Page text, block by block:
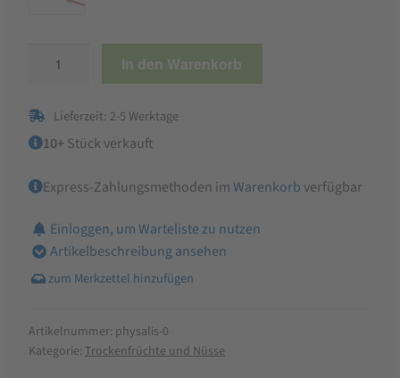
getrocknet
In den Warenkorb
Lieferzeit: 2-5 Werktage
10+Stück verkauft
Express-Zahlungsmethoden imWarenkorb verfügbar
Einloggen, um Warteliste zu nutzen
Artikelbeschreibung ansehen
Artikelnummer: physalis-0
Kategorie: Trockenfrüchte und Nüsse